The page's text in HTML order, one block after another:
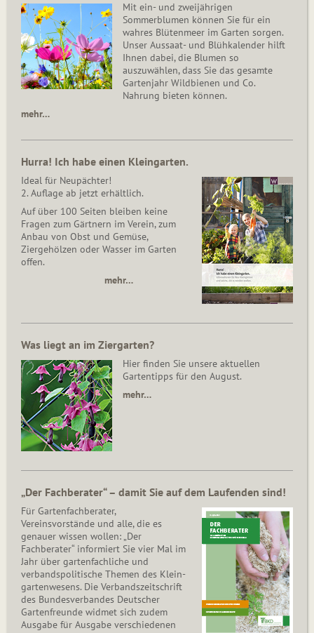
Mit ein- und zweijährigen
Sommerblumen können Sie für ein
wahres Blütenmeer im Garten sorgen.
Unser Aussaat- und Blühkalender hilft
Ihnen dabei, die Blumen so
auszuwählen, dass Sie das gesamte
Gartenjahr Wildbienen und Co.
Nahrung bieten können.
mehr…
Hurra! Ich habe einen Kleingarten.
Ideal für Neupächter!
2. Auflage ab jetzt erhältlich.
Auf über 100 Seiten bleiben keine
Fragen zum Gärtnern im Verein, zum
Anbau von Obst und Gemüse,
Ziergehölzen oder Wasser im Garten
offen.
mehr…
Was liegt an im Ziergarten?
Hier finden Sie unsere aktuellen
Gartentipps für den August.
mehr…
„Der Fachberater“ – damit Sie auf dem Laufenden sind!
Für Gartenfachberater,
Vereinsvorstände und alle, die es
genauer wissen wollen: „Der
Fachberater“ informiert Sie vier Mal im
Jahr über gartenfachliche und
verbandspolitische Themen des Klein­
gar­ten­wesens. Die Ver­bands­zeit­schrift
des Bun­des­ver­ban­des Deutscher
Gartenfreunde widmet sich zudem
Ausgabe für Ausgabe verschiedenen